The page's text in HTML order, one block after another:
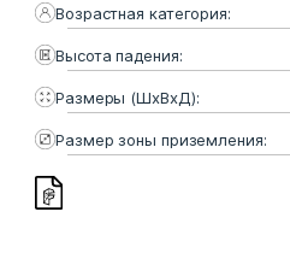
Возрастная категория:
Высота падения:
Размеры (ШхВхД):
Размер зоны приземления: